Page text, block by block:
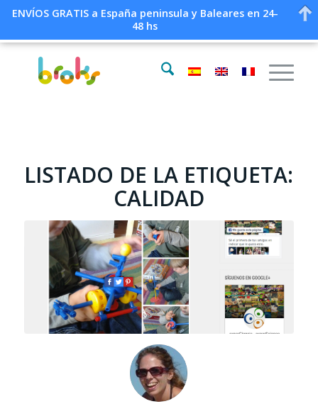
LISTADO DE LA ETIQUETA:
CALIDAD
ENVÍOS GRATIS a España peninsula y Baleares en 24-
48 hs